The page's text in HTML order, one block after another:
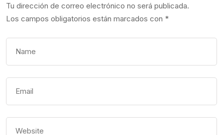
Tu dirección de correo electrónico no será publicada.
Los campos obligatorios están marcados con *